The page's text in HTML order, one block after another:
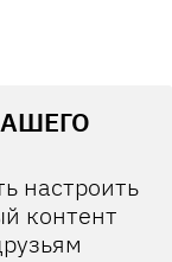
настроить
контент